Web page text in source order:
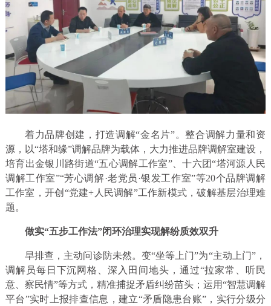
着力品牌创建，打造调解“金名片”。整合调解力量和资
源，以“塔和缘”调解品牌为载体，大力推进品牌调解室建设，
培育出金银川路街道“五心调解工作室”、十六团“塔河源人民
调解工作室”“芳心调解·老党员·银发工作室”等20个品牌调解
工作室，开创“党建+人民调解”工作新模式，破解基层治理难
题。
做实“五步工作法”闭环治理实现解纷质效双升
早排查，主动问诊防未然。变“坐等上门”为“主动上门”，
调解员每日下沉网格、深入田间地头，通过“拉家常、听民
意、察民情”等方式，精准捕捉矛盾纠纷苗头；运用“智慧调解
平台”实时上报排查信息，建立“矛盾隐患台账”，实行分级分